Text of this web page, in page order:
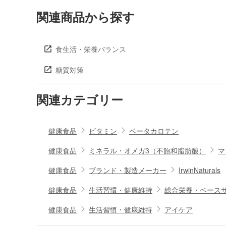
関連商品から探す
食生活・栄養バランス
糖質対策
関連カテゴリー
健康食品 ビタミン
ベータカロテン
健康食品
ミネラル・オメガ3（不飽和脂肪酸）
健康食品
ブランド・製造メーカー
IrwinNaturals
健康食品
生活習慣・健康維持
総合栄養・ベース
健康食品
生活習慣・健康維持 アイケア